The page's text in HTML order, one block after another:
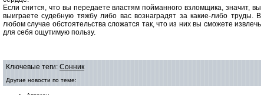
Если снится, что вы передаете властям пойманного взломщика, значит, вы
выиграете судебную тяжбу либо вас вознаградят за какие-либо труды. В
любом случае обстоятельства сложатся так, что из них вы сможете извлечь
для себя ощутимую пользу.
Ключевые теги: Сонник
Другие новости по теме: